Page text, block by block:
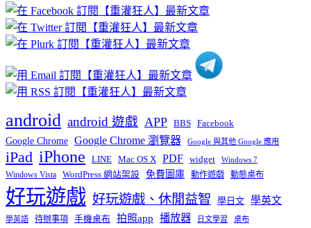
章
分
類
android android 遊戲 APP BBS Facebook
Google Chrome Google Chrome 瀏覽器 Google 與其他 Google 應用
iPad iPhone LINE Mac OS X PDF widget Windows 7
Windows Vista WordPress 網站架設 免費圖庫 動作遊戲 動態桌布
好玩遊戲 好玩遊戲、休閒益智 學日文 學英文
學英語 待辦事項 手機桌布 拍照app 播放器 日文學習 桌布